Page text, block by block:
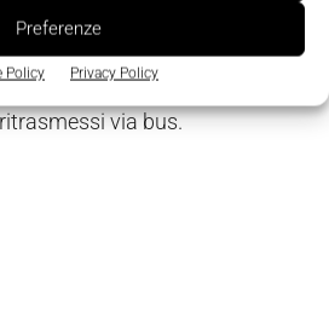
Preferenze
Policy Privacy Policy
acquisire segnali di stati
consumo energetico
e/o misuratori, i quali
via bus.